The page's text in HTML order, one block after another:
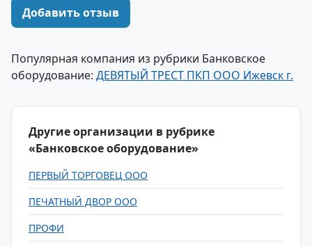
Добавить отзыв
Популярная компания из рубрики Банковское
оборудование: ДЕВЯТЫЙ ТРЕСТ ПКП ООО Ижевск г.
Другие организации в рубрике
«Банковское оборудование»
ПЕРВЫЙ ТОРГОВЕЦ ООО
ПЕЧАТНЫЙ ДВОР ООО
ПРОФИ